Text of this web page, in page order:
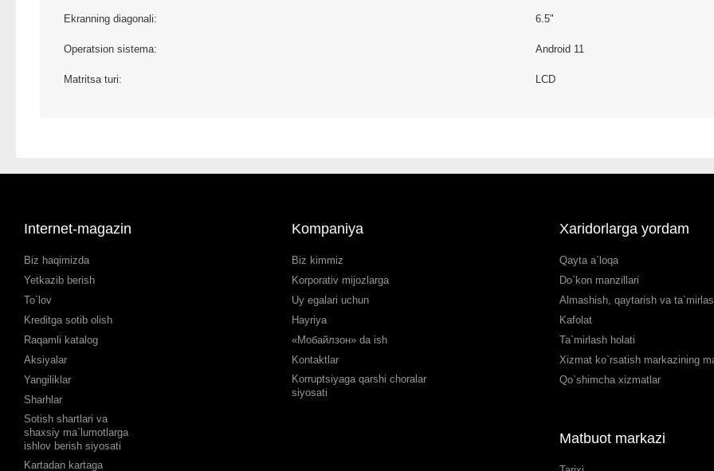
Ekranning diagonali: 6.5"
Operatsion sistema: Android 11
Matritsa turi: LCD
Internet-magazin
Biz haqimizda
Yetkazib berish
To`lov
Kreditga sotib olish
Raqamli katalog
Aksiyalar
Yangiliklar
Sharhlar
Sotish shartlari va
shaxsiy ma`lumotlarga
ishlov berish siyosati
Kartadan kartaga
Kompaniya
Biz kimmiz
Korporativ mijozlarga
Uy egalari uchun
Hayriya
«Мобайлзон» da ish
Kontaktlar
Korruptsiyaga qarshi choralar
siyosati
Xaridorlarga yordam
Qayta a`loqa
Do`kon manzillari
Almashish, qaytarish va
Kafolat
Ta`mirlash holati
Xizmat ko`rsatish markazining
Qo`shimcha xizmatlar
Matbuot markazi